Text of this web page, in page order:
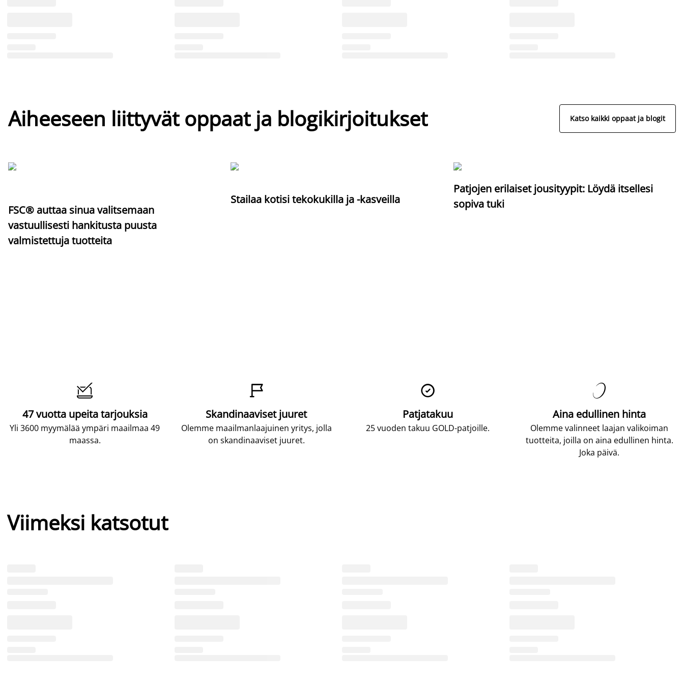
Aiheeseen liittyvät oppaat ja blogikirjoitukset Katso kaikki oppaat ja blogit
FSC® auttaa sinua valitsemaan
vastuullisesti hankitusta puusta
valmistettuja tuotteita
Stailaa kotisi tekokukilla ja -kasveilla
Patjojen erilaiset jousityypit: Löydä itsellesi
sopiva tuki

47 vuotta upeita tarjouksia
Yli 3600 myymälää ympäri maailmaa 49
maassa.

Skandinaaviset juuret
Olemme maailmanlaajuinen yritys, jolla
on skandinaaviset juuret.

Patjatakuu
25 vuoden takuu GOLD-patjoille.

Aina edullinen hinta
Olemme valinneet laajan valikoiman
tuotteita, joilla on aina edullinen hinta.
Joka päivä.
Viimeksi katsotut